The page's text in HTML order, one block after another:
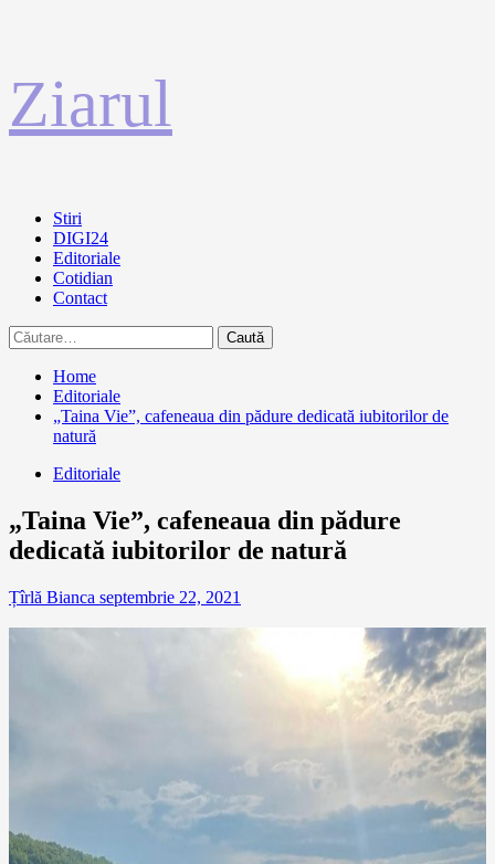
la
conținut
Ziarul
Primary
Menu
Stiri
DIGI24
Editoriale
Cotidian
Contact
Caută
după:
Home
Editoriale
„Taina Vie”, cafeneaua din pădure dedicată iubitorilor de
natură
Editoriale
„Taina Vie”, cafeneaua din pădure
dedicată iubitorilor de natură
Țîrlă Bianca septembrie 22, 2021